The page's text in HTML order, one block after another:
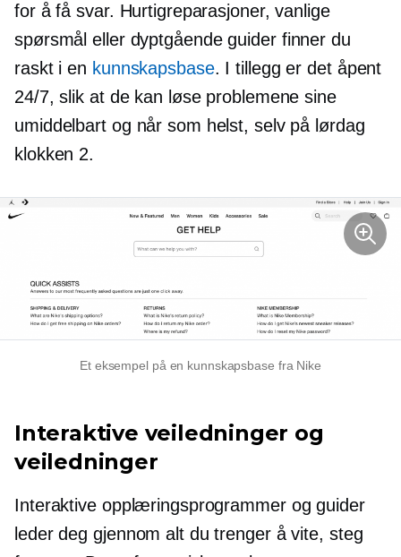
for å få svar. Hurtigreparasjoner, vanlige
spørsmål eller dyptgåendeguider finner du
raskt i en kunnskapsbase. I tillegg er det åpent
24/7, slik at de kan løse problemene sine
umiddelbart og når som helst, selv på lørdag
klokken 2.
Et eksempel på en kunnskapsbase fra Nike
Interaktive veiledninger og
veiledninger
Interaktive opplæringsprogrammer og guider
leder deg gjennom alt du trenger å vite, steg